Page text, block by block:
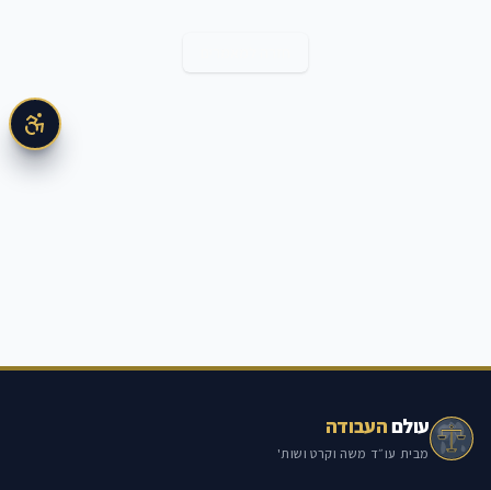
עולםהעבודה
מבית עו״ד משה וקרט ושות'